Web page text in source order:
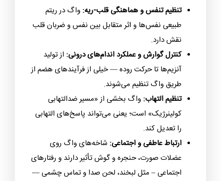
تنظیم تنفس و هماهنگی قلب-ریه: واگ در ریتم
طبیعی نفس‌ها و اثر متقابل بین نفس و ضربان قلب
نقش دارد.
کنترل گوارش و عملکرد اندام‌های درونی: از تولید
آنزیم‌ها تا حرکت روده — خیلی از فرآیندهای هضم از
طریق واگ تنظیم می‌شوند.
تنظیم التهاب: واگ بخشی از «مسیر ضدالتهابی
کولینرژیک» است؛ یعنی می‌تواند پاسخ‌های التهابی
را تعدیل کند.
ارتباط عاطفی و اجتماعی: شاخه‌های واگ روی
عضلات صورت، حنجره و گوش تأثیر دارند و رفتارهای
اجتماعی – مثل لبخند، لحن صدا و تماس چشمی —